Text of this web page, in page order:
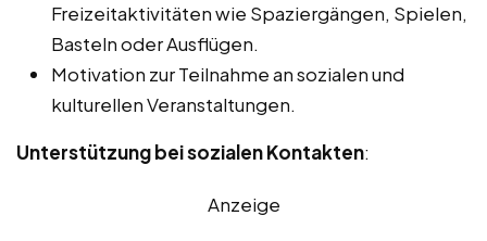
Freizeitaktivitäten wie Spaziergängen, Spielen,
Basteln oder Ausflügen.
Motivation zur Teilnahme an sozialen und
kulturellen Veranstaltungen.
Unterstützung bei sozialen Kontakten:
Anzeige